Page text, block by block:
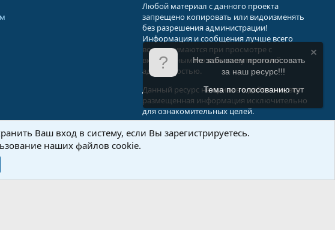
Любой материал с данного проекта
запрещено копировать или видоизменять
без разрешения администрации!
Информация и сообщения лучше всего
воспринимаются при просмотре с
включенным мозгом и неутерянной
адекватностью.
Данный ресурс не призыв к действию, вся
размещенная информация исключительно
для ознакомительных целей.
Перевод:XenForo.Info
Не забываем проголосовать
за наш ресурс!!!
Тема по голосованиютут
Ваш вход в систему, если Вы зарегистрируетесь.
наших файлов cookie.